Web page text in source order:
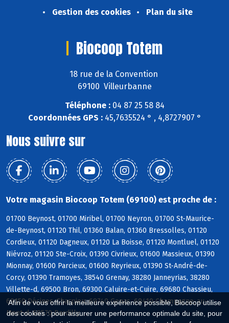
Afin de vous offrir la meilleure expérience possible, Biocoop utilise
des cookies : pour assurer une performance optimale du site, pour
Gestion des cookies
Plan du site
Biocoop Totem
18 rue de la Convention
69100 Villeurbanne
Téléphone :04 87 25 58 84
Coordonnées GPS :45,7635524 ° , 4,8727907 °
Nous suivre sur
Votre magasin Biocoop Totem (69100) est proche de :
01700 Beynost, 01700 Miribel, 01700 Neyron, 01700 St-Maurice-
de-Beynost, 01120 Thil, 01360 Balan, 01360 Bressolles, 01120
Cordieux, 01120 Dagneux, 01120 La Boisse, 01120 Montluel, 01120
Niévroz, 01120 Ste-Croix, 01390 Civrieux, 01600 Massieux, 01390
Mionnay, 01600 Parcieux, 01600 Reyrieux, 01390 St-André-de-
Corcy, 01390 Tramoyes, 38540 Grenay, 38280 Janneyrias, 38280
Villette-d, 69500 Bron, 69300 Caluire-et-Cuire, 69680 Chassieu,
69150 Décines-Charpieu, 69740 Genas, 69410 Champagne-au-
Mont-d, 69570 Dardilly